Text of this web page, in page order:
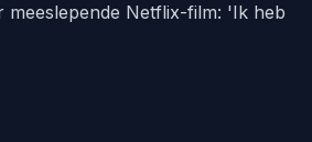
meeslepende Netflix-film: 'Ik heb